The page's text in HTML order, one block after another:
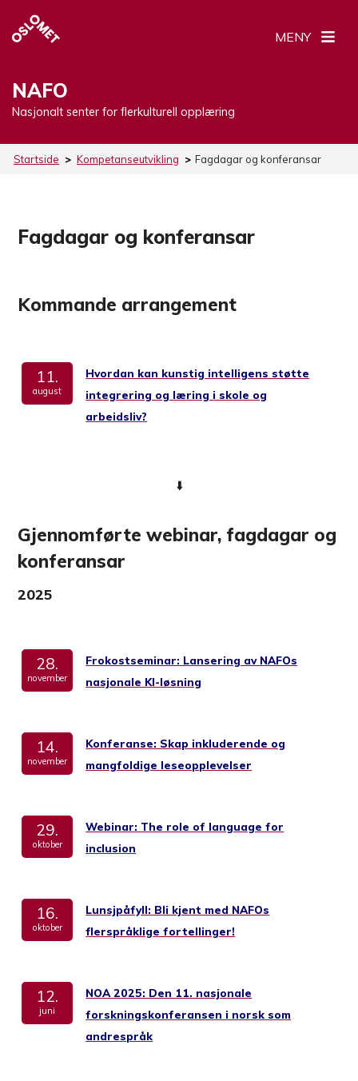
NAFO
Nasjonalt senter for flerkulturell opplæring
MENY
Startside > Kompetanseutvikling > Fagdagar og konferansar
Fagdagar og konferansar
Kommande arrangement
11.
august
Hvordan kan kunstig intelligens støtte
integrering og læring i skole og
arbeidsliv?
⬇️
Gjennomførte webinar, fagdagar og
konferansar
2025
28.
november
Frokostseminar: Lansering av NAFOs
nasjonale KI-løsning
14.
november
Konferanse: Skap inkluderende og
mangfoldige leseopplevelser
29.
oktober
Webinar: The role of language for
inclusion
16.
oktober
Lunsjpåfyll: Bli kjent med NAFOs
flerspråklige fortellinger!
12.
juni
NOA 2025: Den 11. nasjonale
forskningskonferansen i norsk som
andrespråk